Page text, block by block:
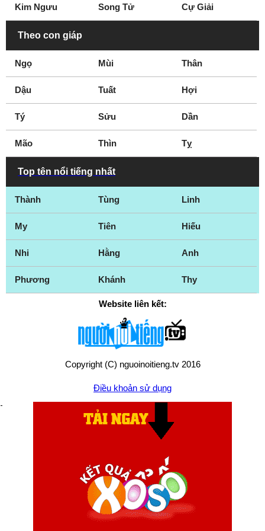
Kim Ngưu Song Tử Cự Giải
Theo con giáp
Ngọ Mùi Thân
Dậu Tuất Hợi
Tý Sửu Dần
Mão Thìn Tỵ
Top tên nổi tiếng nhất
Thành Tùng Linh
My Tiên Hiếu
Nhi Hằng Anh
Phương Khánh Thy
Website liên kết:
Copyright (C) nguoinoitieng.tv 2016
Điều khoản sử dụng
mail.nguoinoitieng.tv@gmail.com